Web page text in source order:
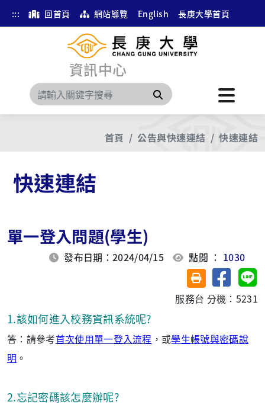
::: 回首頁 網站導覽 English 長庚大學首頁
資訊中心
搜尋
首頁 公告與快速連結 快速連結
快速連結
單一登入問題(學生)
發布日期：2024/04/15 點閱 ： 1030
友善列印(另開視
分享至
服務台 分機：5231
1.該如何進入校務資訊系統呢?
答：請參考首次使用單一登入流程 ，或學生帳號與密碼說
明 。
2.忘記密碼該怎麼辦呢?